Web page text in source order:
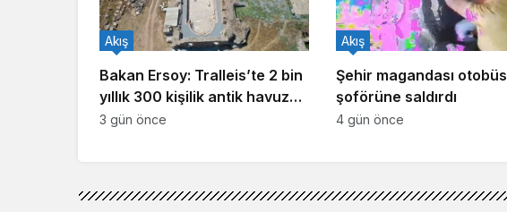
Bakan Ersoy: Tralleis’te 2 bin
yıllık 300 kişilik antik havuz
gün yüzüne çıkarıldı
Akış
3 gün önce
Şehir magandası otobüs
şoförüne saldırdı
Akış
4 gün önce